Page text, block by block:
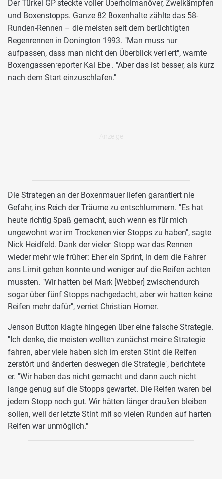
Der Türkei GP steckte voller Überholmanöver, Zweikämpfen
und Boxenstopps. Ganze 82 Boxenhalte zählte das 58-
Runden-Rennen – die meisten seit dem berüchtigten
Regenrennen in Donington 1993. "Man muss nur
aufpassen, dass man nicht den Überblick verliert", warnte
Boxengassenreporter Kai Ebel. "Aber das ist besser, als kurz
nach dem Start einzuschlafen."
Die Strategen an der Boxenmauer liefen garantiert nie
Gefahr, ins Reich der Träume zu entschlummern. "Es hat
heute richtig Spaß gemacht, auch wenn es für mich
ungewohnt war im Trockenen vier Stopps zu haben", sagte
Nick Heidfeld. Dank der vielen Stopp war das Rennen
wieder mehr wie früher: Eher ein Sprint, in dem die Fahrer
ans Limit gehen konnte und weniger auf die Reifen achten
mussten. "Wir hatten bei Mark [Webber] zwischendurch
sogar über fünf Stopps nachgedacht, aber wir hatten keine
Reifen mehr dafür", verriet Christian Horner.
Jenson Button klagte hingegen über eine falsche Strategie.
"Ich denke, die meisten wollten zunächst meine Strategie
fahren, aber viele haben sich im ersten Stint die Reifen
zerstört und änderten deswegen die Strategie", berichtete
er. "Wir haben das nicht gemacht und dann auch nicht
lange genug auf die Stopps gewartet. Die Reifen waren bei
jedem Stopp noch gut. Wir hätten länger draußen bleiben
sollen, weil der letzte Stint mit so vielen Runden auf harten
Reifen war unmöglich."